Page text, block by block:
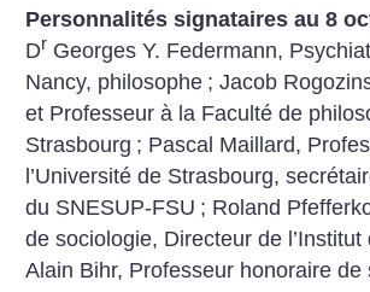
Personnalités signataires au 8
Dr Georges Y. Federmann,
Nancy, philosophe ; Jacob
et Professeur à la Faculté de
Strasbourg ; Pascal Maillard,
l’Université de Strasbourg,
du SNESUP-FSU ; Roland
de sociologie, Directeur de
Alain Bihr, Professeur honoraire de